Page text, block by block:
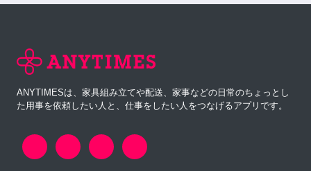
ANYTIMESは、家具組み立てや配送、家事などの日常のちょっとし
た用事を依頼したい人と、仕事をしたい人をつなげるアプリです。